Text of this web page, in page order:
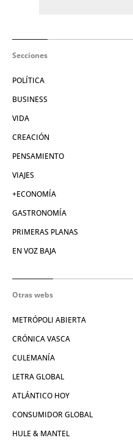
Secciones
POLÍTICA
BUSINESS
VIDA
CREACIÓN
PENSAMIENTO
VIAJES
+ECONOMÍA
GASTRONOMÍA
PRIMERAS PLANAS
EN VOZ BAJA
Otras webs
METRÓPOLI ABIERTA
CRÓNICA VASCA
CULEMANÍA
LETRA GLOBAL
ATLÁNTICO HOY
CONSUMIDOR GLOBAL
HULE & MANTEL